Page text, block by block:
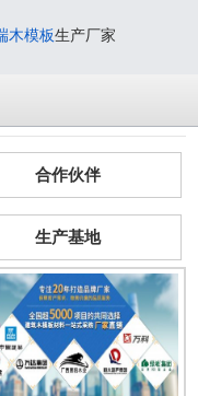
木模板生产厂家
合作伙伴
生产基地